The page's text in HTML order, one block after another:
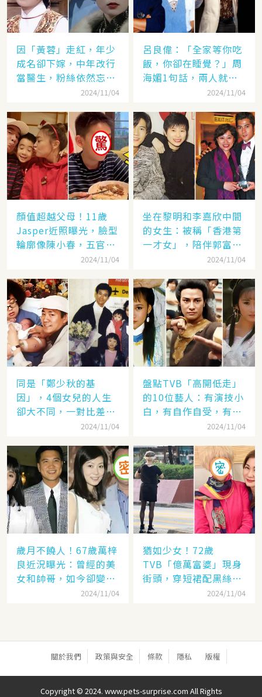
因「黃蓉」走紅，年少
成名卻下嫁，中年改行
當醫生，粉絲依然忘不
2024/11/04
呂良偉：「全家等你吃
飯，你卻在睡覺？」周
海媚1句話，兩人就此
2024/11/04
顏值超越父母！11歲
Jasper近照曝光，臉型
輪廓像陳小春，五官卻
更像應采兒網驚：完美
2024/11/04
坐在黎明和李嘉欣中間
的女生：被稱「香港第
一才女」，陪伴郭富城
「29年」卻看他娶了別
2024/11/04
同是「鄭少秋的基
因」，4個女兒的人生
卻大不同，一對比差距
2024/11/04
盤點TVB「高開低走」
的10位藝人：有演技小
白，有自作自受，有遭
封殺，一手好牌打稀爛
2024/11/04
歲月不饒人！67歲萬梓
良近況曝光：曾經的美
女和帥哥，如今卻變成
了「美女和老爹」2024/11/04
猶如少女！72歲
TVB「億萬富婆」現身
街頭，穿短裙配黑絲太
撩人，網：看「背影」
2024/11/04
關於我們 政策與安全 條款 隱私 版權
Copyright © 2024. www.pets-surprise.com All Rights